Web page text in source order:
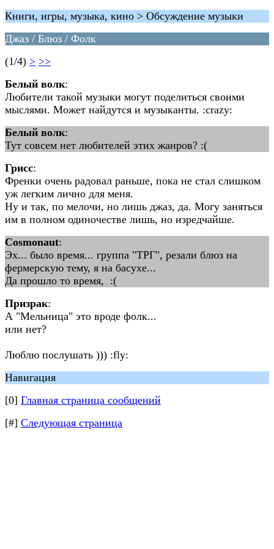
Книги, игры, музыка, кино > Обсуждение музыки
Джаз / Блюз / Фолк
(1/4) > >>
Белый волк:
Любители такой музыки могут поделиться своими
мыслями. Может найдутся и музыканты. :crazy:
Белый волк:
Тут совсем нет любителей этих жанров? :(
Грисс:
Френки очень радовал раньше, пока не стал слишком
уж легким лично для меня.
Ну и так, по мелочи, но лишь джаз, да. Могу заняться
им в полном одиночестве лишь, но изредчайше.
Cosmonaut:
Эх... было время... группа "ТРГ", резали блюз на
фермерскую тему, я на басухе...
Да прошло то время, :(
Призрак:
А "Мельница" это вроде фолк...
или нет?
Люблю послушать ))) :fly:
Навигация
[0] Главная страница сообщений
[#] Следующая страница